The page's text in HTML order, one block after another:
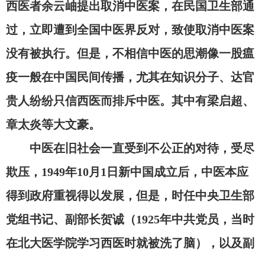
西医者余云岫提出取消中医案，在民国卫生部通
过，立即遭到全国中医界反对，致使取消中医案
没有被执行。但是，不相信中医的思潮像一股瘟
疫一般在中国民间传播，尤其在知识分子、达官
贵人纷纷只信西医而排斥中医。其中有梁启超、
章太炎等大文豪。
中医在旧社会一直受到不公正的对待，受尽
欺压， 1949年10月1日新中国成立后，中医本应
得到政府重视得以发展，但是，时任中央卫生部
党组书记、副部长贺诚（1925年中共党员，当时
在北大医学院学习西医时就被洗了脑），以及副